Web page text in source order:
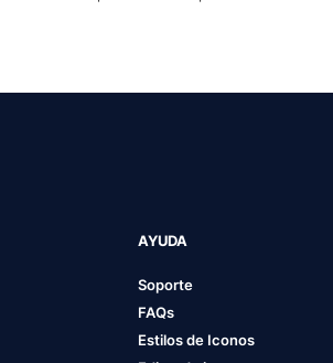
AYUDA
Soporte
FAQs
Estilos de Iconos